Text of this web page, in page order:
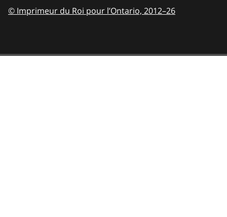
© Imprimeur du Roi pour l’Ontario, 2012–26